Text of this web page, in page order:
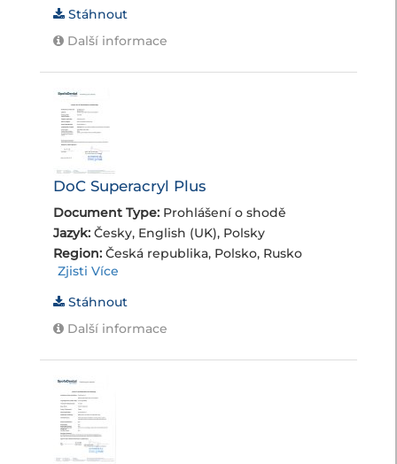
Stáhnout
Další informace
DoC Superacryl Plus
Document Type: Prohlášení o shodě
Jazyk: Česky, English (UK), Polsky
Region: Česká republika, Polsko, Rusko
Zjisti Více
Stáhnout
Další informace